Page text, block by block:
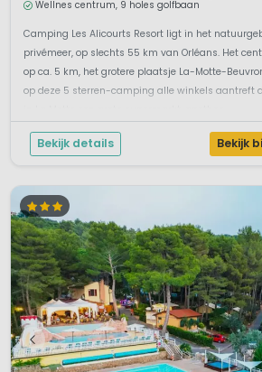
Wellnes centrum, 9 holes golfbaan
Camping Les Alicourts Resort ligt in het
privémeer, op slechts 55 km van Orléans. Het
op ca. 5 km, het grotere plaatsje La-Motte-
op deze 5 sterren-camping alle winkels aantreft
Bekijk details Bekijk